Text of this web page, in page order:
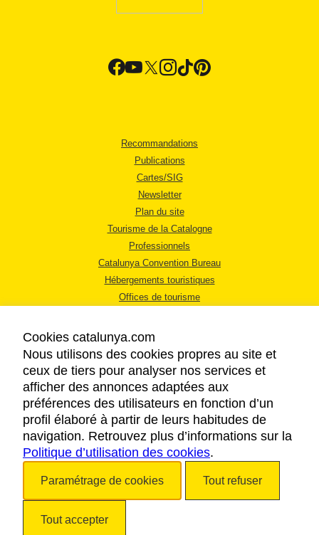
Recommandations
Publications
Cartes/SIG
Newsletter
Plan du site
Tourisme de la Catalogne
Professionnels
Catalunya Convention Bureau
Hébergements touristiques
Offices de tourisme
MENTIONS LÉGALES
RÈGLES DE CONFIDENTIALITÉ
COOKIES
ACCESSIBILITÉ
Cookies catalunya.com
Nous utilisons des cookies propres au site et
ceux de tiers pour analyser nos services et
afficher des annonces adaptées aux
préférences des utilisateurs en fonction d’un
profil élaboré à partir de leurs habitudes de
navigation. Retrouvez plus d’informations sur la
Politique d’utilisation des cookies.
Paramétrage de cookies Tout refuser
Tout accepter